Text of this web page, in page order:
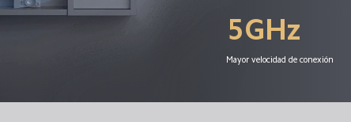
5GHz
Mayor velocidad de conexión